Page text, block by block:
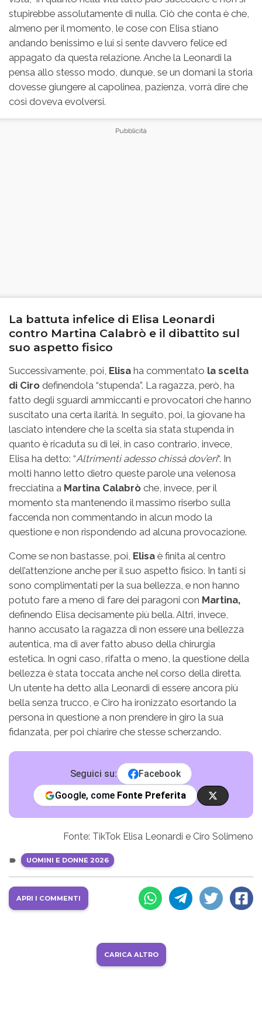
stupirebbe assolutamente di nulla. Ciò che conta è che,
almeno per il momento, le cose con Elisa stiano
andando benissimo e lui si sente davvero felice ed
appagato da questa relazione. Anche la Leonardi la
pensa allo stesso modo, dunque, se un domani la storia
dovesse giungere al capolinea, pazienza, vorrà dire che
così doveva evolversi.
La battuta infelice di Elisa Leonardi
contro Martina Calabrò e il dibattito sul
suo aspetto fisico
Successivamente, poi, Elisa ha commentato la scelta
di Ciro definendola “stupenda”. La ragazza, però, ha
fatto degli sguardi ammiccanti e provocatori che hanno
suscitato una certa ilarità. In seguito, poi, la giovane ha
lasciato intendere che la scelta sia stata stupenda in
quanto è ricaduta su di lei, in caso contrario, invece,
Elisa ha detto: “Altrimenti adesso chissà dov’eri“. In
molti hanno letto dietro queste parole una velenosa
frecciatina a Martina Calabrò che, invece, per il
momento sta mantenendo il massimo riserbo sulla
faccenda non commentando in alcun modo la
questione e non rispondendo ad alcuna provocazione.
Come se non bastasse, poi, Elisa è finita al centro
dell’attenzione anche per il suo aspetto fisico. In tanti si
sono complimentati per la sua bellezza, e non hanno
potuto fare a meno di fare dei paragoni con Martina,
definendo Elisa decisamente più bella. Altri, invece,
hanno accusato la ragazza di non essere una bellezza
autentica, ma di aver fatto abuso della chirurgia
estetica. In ogni caso, rifatta o meno, la questione della
bellezza è stata toccata anche nel corso della diretta.
Un utente ha detto alla Leonardi di essere ancora più
bella senza trucco, e Ciro ha ironizzato esortando la
persona in questione a non prendere in giro la sua
fidanzata, per poi chiarire che stesse scherzando.
Seguici su:
Facebook
Google, come Fonte Preferita
Fonte: TikTok Elisa Leonardi e Ciro Solimeno
UOMINI E DONNE 2026
APRI I COMMENTI
CARICA ALTRO